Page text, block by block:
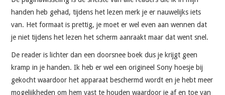
handen heb gehad, tijdens het lezen merk je er nauwelijks iets
van. Het formaat is prettig, je moet er wel even aan wennen dat
je niet tijdens het lezen het scherm aanraakt maar dat went snel.
De reader is lichter dan een doorsnee boek dus je krijgt geen
kramp in je handen. Ik heb er wel een origineel Sony hoesje bij
gekocht waardoor het apparaat beschermd wordt en je hebt meer
mogelijkheden om hem vast te houden waardoor je af en toe van